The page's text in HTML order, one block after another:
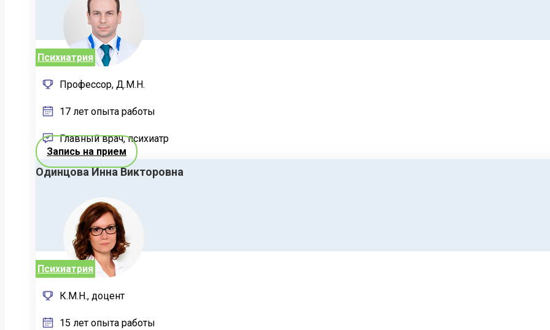
Психиатрия
Профессор, Д.М.Н.
17 лет опыта работы
Главный врач, психиатр
Запись на прием
Одинцова Инна Викторовна
Психиатрия
К.М.Н., доцент
15 лет опыта работы